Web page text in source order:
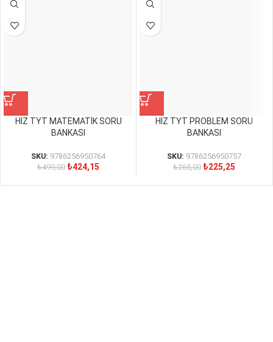
HIZ TYT MATEMATİK SORU
BANKASI
SKU: 9786256950764
₺499,00 ₺424,15
HIZ TYT PROBLEM SORU
BANKASI
SKU: 9786256950757
₺265,00 ₺225,25